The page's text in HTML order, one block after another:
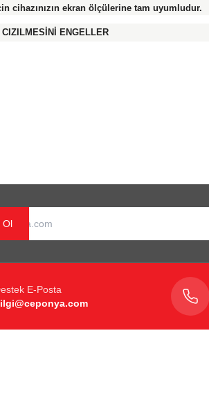
cihazınızın ekran ölçülerine tam uyumludur.
CIZILMESİNİ ENGELLER
Ol
E-Posta